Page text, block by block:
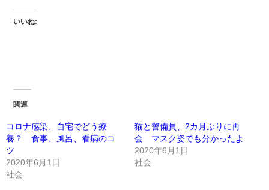
いいね:
関連
コロナ感染、自宅でどう療
養？ 食事、風呂、看病のコ
ツ
2020年6月1日
社会
猫と警備員、2カ月ぶりに再
会 マスク姿でも分かったよ
2020年6月1日
社会